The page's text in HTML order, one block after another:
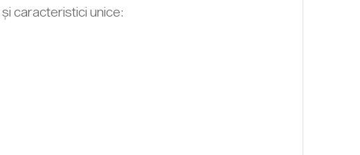
caracteristici unice: